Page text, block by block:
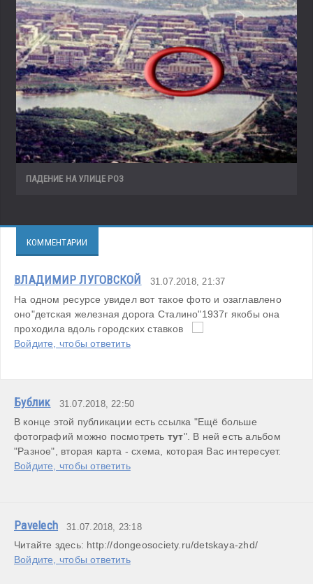
ПАДЕНИЕ НА УЛИЦЕ РОЗ
КОММЕНТАРИИ
ВЛАДИМИР ЛУГОВСКОЙ 31.07.2018, 21:37
На одном ресурсе увидел вот такое фото и озаглавлено
оно"детская железная дорога Сталино"1937г якобы она
проходила вдоль городских ставков
Войдите, чтобы ответить
Бублик 31.07.2018, 22:50
В конце этой публикации есть ссылка "Ещё больше
фотографий можно посмотреть тут". В ней есть альбом
"Разное", вторая карта - схема, которая Вас интересует.
Войдите, чтобы ответить
Pavelech 31.07.2018, 23:18
Читайте здесь: http://dongeosociety.ru/detskaya-zhd/
Войдите, чтобы ответить